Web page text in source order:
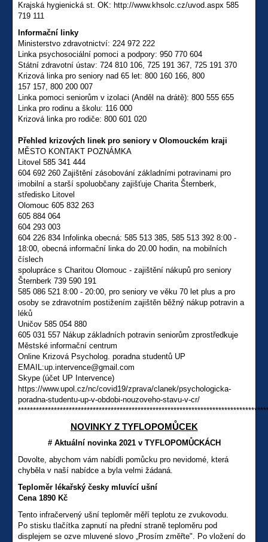
Krajská hygienická st. OK: http://www.khsolc.cz/uvod.aspx 585
719 111
Informační linky
Ministerstvo zdravotnictví: 224 972 222
Linka psychosociální pomoci a podpory: 950 770 604
Státní zdravotní ústav: 724 810 106, 725 191 367, 725 191 370
Krizová linka pro seniory nad 65 let: 800 160 166, 800
157 157, 800 200 007
Linka pomoci seniorům v izolaci (Anděl na drátě): 800 555 655
Linka pro rodinu a školu: 116 000
Krizová linka pro rodiče: 800 601 020
Přehled krizových linek pro seniory v Olomouckém kraji
MĚSTO KONTAKT POZNÁMKA
Litovel 585 341 444
604 692 260 Zajištění zásobování základními potravinami pro
imobilní a starší spoluobčany zajišťuje Charita Šternberk,
středisko Litovel
Olomouc 605 832 263
605 884 064
604 293 003
604 226 834 Infolinka obecná: 585 513 385, 585 513 392 8:00 -
18:00, obecná informační linka do 20.00 hodin, na mobilních
číslech
spolupráce s Charitou Olomouc - zajištění nákupů pro seniory
Šternberk 739 590 191
585 086 521 8:00 - 20:00, pro seniory ve věku 70 let plus a pro
osoby se zdravotním postižením zajištěn běžný nákup potravin a
léků
Uničov 585 054 880
605 031 557 Nákup základních potravin seniorům zprostředkuje
Městské informační centrum
Online Krizová Psycholog. poradna studentů UP
EMAIL:up.intervence@gmail.com
Skype (účet UP Intervence)
https://www.upol.cz/nc/covid19/zprava/clanek/psychologicka-
poradna-studentu-up-v-obdobi-nouzoveho-stavu-v-cr/
NOVINKY Z TYFLOPOMŮCEK
# Aktuální novinka 2021 v TYFLOPOMŮCKÁCH
Dovolte, abychom vám nabídli pomůcku pro nevidomé, která
chyběla v naší nabídce a byla velmi žádaná.
Teploměr lékařský česky mluvící ušní
Cena 1890 Kč
Tento infračervený ušní teploměr měří teplotu ze zvukovodu.
Po stisku tlačítka zapnutí na přední straně teploměru pod
displejem se ozve mluvené slovo „Prosím změřte". Po vložení do